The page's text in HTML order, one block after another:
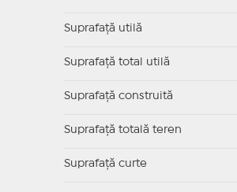
Suprafaţă utilă
Suprafaţă total utilă
Suprafaţă construită
Suprafață totală teren
Suprafaţă curte